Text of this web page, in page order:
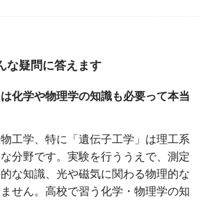
な疑問に答えます
化学や物理学の知識も必要って本当
工学、特に「遺伝子工学」は理工系
分野です。実験を行ううえで、測定
な知識、光や磁気に関わる物理的な
せん。高校で習う化学・物理学の知